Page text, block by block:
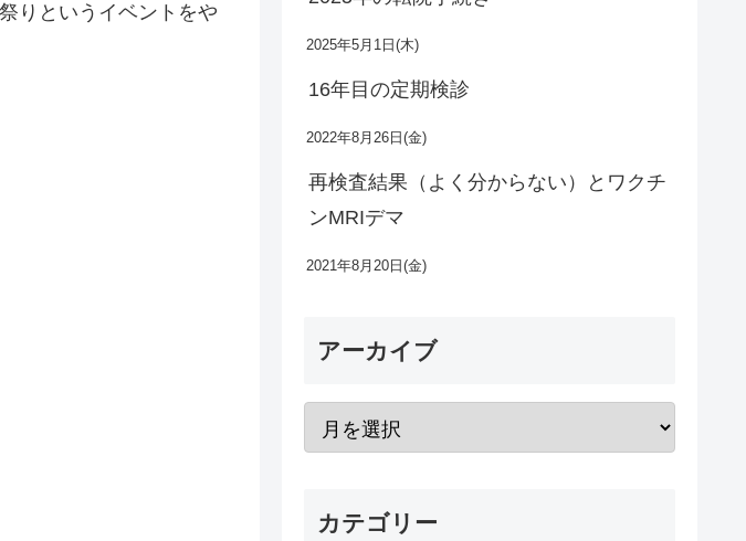
りというイベントをや
2025年5月1日(木)
16年目の定期検診
2022年8月26日(金)
再検査結果（よく分からない）とワクチ
ンMRIデマ
2021年8月20日(金)
アーカイブ
カテゴリー